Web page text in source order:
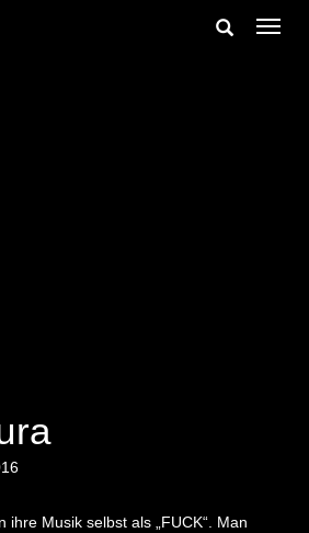
Suche
ihre Musik selbst als „FUCK“. Man